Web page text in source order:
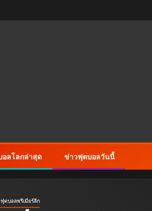
ลโลกล่าสุด ข่าวฟุตบอลวันนี้
ตบอลพรีเมียร์ลีก